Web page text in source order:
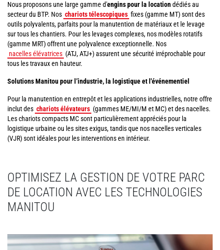
Nous proposons une large gamme d'engins pour la locationdédiés au
secteur du BTP. Nos chariots télescopiques fixes (gamme MT) sont des
outils polyvalents, parfaits pour la manutention de matériaux et le levage
sur tous les chantiers. Pour les levages complexes, nos modèles rotatifs
(gamme MRT) offrent une polyvalence exceptionnelle. Nos
nacelles élévatrices (ATJ, ATJ+) assurent une sécurité irréprochable pour
tous les travaux en hauteur.
Solutions Manitou pour l’industrie, la logistique et l'événementiel
Pour la manutention en entrepôt et les applications industrielles, notre offre
inclut des chariots élévateurs (gammes ME/MI/M et MC) et des nacelles.
Les chariots compacts MC sont particulièrement appréciés pour la
logistique urbaine ou les sites exigus, tandis que nos nacelles verticales
(VJR) sont idéales pour les interventions en intérieur.
OPTIMISEZ LA GESTION DE VOTRE PARC
DE LOCATION AVEC LES TECHNOLOGIES
MANITOU